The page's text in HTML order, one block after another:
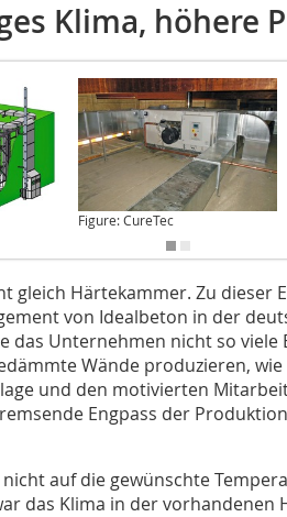
Klima, höhere
Figure: CureTec
gleich Härtekammer. Zu dieser
von Idealbeton in der
das Unternehmen nicht so viele
Wände produzieren,
und den motivierten
Engpass der
auf die gewünschte
das Klima in der vorhandenen